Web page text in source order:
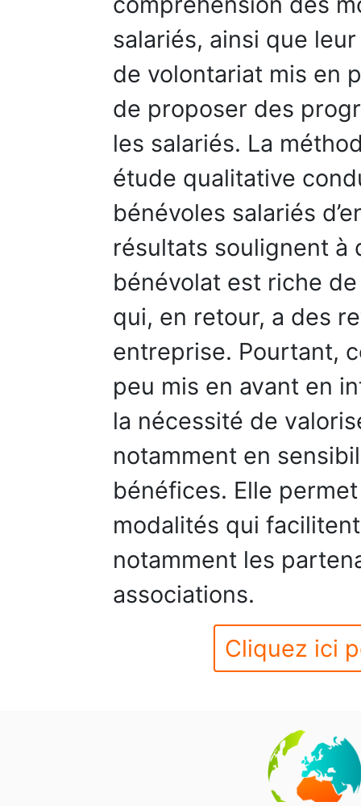
salariés, ainsi que
de volontariat mis en
de proposer des
les salariés. La
étude qualitative
bénévoles salariés
résultats soulignent à
bénévolat est riche
qui, en retour, a des
entreprise. Pourtant,
peu mis en avant en
la nécessité de
notamment en
bénéfices. Elle
modalités qui
notamment les
associations.
Cliquez ici